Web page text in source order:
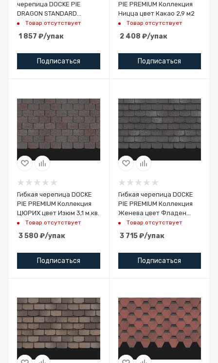
черепица DOCKE PIE
DRAGON STANDARD
Cветло-коричневый 2,38
м2
Товар отсутствует
1 857 ₽/упак
Подписаться
PIE PREMIUM Коллекция
Ницца цвет Какао 2,9 м2
Товар отсутствует
2 408 ₽/упак
Подписаться
Гибкая черепица DOCKE
PIE PREMIUM Коллекция
ЦЮРИХ цвет Изюм 3,1 м.кв.
Товар отсутствует
3 580 ₽/упак
Подписаться
Гибкая черепица DOCKE
PIE PREMIUM Коллекция
Женева цвет Фладен
3,1м2Товар отсутствует
3 715₽/упак
Подписаться